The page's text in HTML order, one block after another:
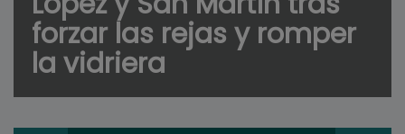
forzar las rejas y romper
la vidriera